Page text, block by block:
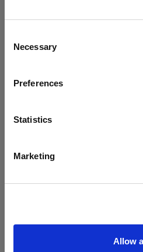
Selection
Necessary
Preferences
Statistics
Marketing
Allow
地域を変更し
Belgium
言語
サイトに
自動的に追加されます。
なお、デモ機の再生品は数
が、後日再度ご確認いただ
ちら